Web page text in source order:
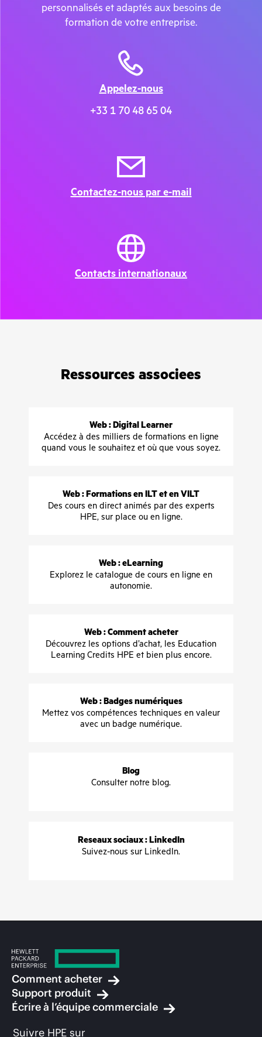
personnalisés et adaptés aux besoins de
formation de votre entreprise.
Appelez-nous
+33 1 70 48 65 04
Contactez-nous par e-mail
Contacts internationaux
Ressources associees
Web : Digital Learner
Accédez à des milliers de formations en ligne
quand vous le souhaitez et où que vous soyez.
Web : Formations en ILT et en VILT
Des cours en direct animés par des experts
HPE, sur place ou en ligne.
Web : eLearning
Explorez le catalogue de cours en ligne en
autonomie.
Web : Comment acheter
Découvrez les options d’achat, les Education
Learning Credits HPE et bien plus encore.
Web : Badges numériques
Mettez vos compétences techniques en valeur
avec un badge numérique.
Blog
Consulter notre blog.
Reseaux sociaux : LinkedIn
Suivez-nous sur LinkedIn.
Comment acheter
Support produit
Écrire à l’équipe commerciale
Suivre HPE sur